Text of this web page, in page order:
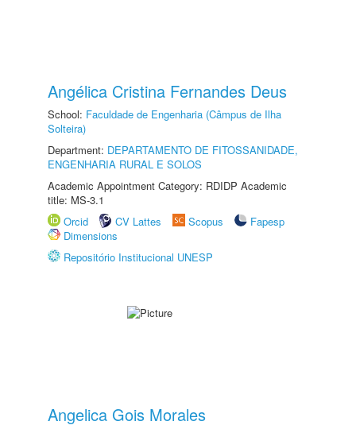
Angélica Cristina Fernandes Deus
School: Faculdade de Engenharia (Câmpus de Ilha
Solteira)
Department: DEPARTAMENTO DE FITOSSANIDADE,
ENGENHARIA RURAL E SOLOS
Academic Appointment Category: RDIDP Academic
title: MS-3.1
Orcid
CV Lattes Scopus
Fapesp
Dimensions
Repositório Institucional UNESP
Angelica Gois Morales